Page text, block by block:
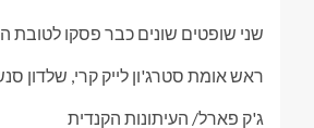
שני שופטים שונים כבר פסקו לטובת
ראש אומת סטרג'ון לייק קרי, שלדון
ג'ק פארל/ העיתונות הקנדית